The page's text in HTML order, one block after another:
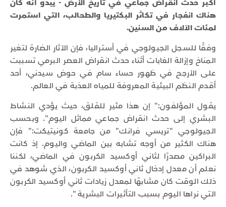
هناك انفجار في تكاثر البكتيريا والطحالب، التي استمرت
لمئات الآلاف من السنين.
وفقًا للسجل الجيولوجي في أستراليا، فإن الآثار الضارة لتغير
المناخ وإزالة الغابات أثناء حدث انقراض العصر البرمي تسببت
على الأرجح في ظهور حساء سام في حوض سيدني، أحد
أقدم النظم البيئية المعروفة للمياه العذبة في العالم.
يقول المؤلفون:" إن هذا مثير للقلق، حيث يؤدي النشاط
البشري إلى حدث انقراض جماعي مماثل اليوم". وبحسب
الجيولوجي "تريسي فرانك" من جامعة كونيتيكت:" فإن
هناك الكثير من أوجه تشابه بين الماضي واليوم. إذ كانت
البراكين مصدرًا لثاني أوكسيد الكربون في الماضي، لكننا
نعلم أن معدل إدخال ثاني أوكسيد الكربون، الذي شوهد في
ذلك الوقت كان مشابهًا لمعدل زيادات ثاني أوكسيد الكربون
التي نراها اليوم بسبب التأثيرات البشرية ".